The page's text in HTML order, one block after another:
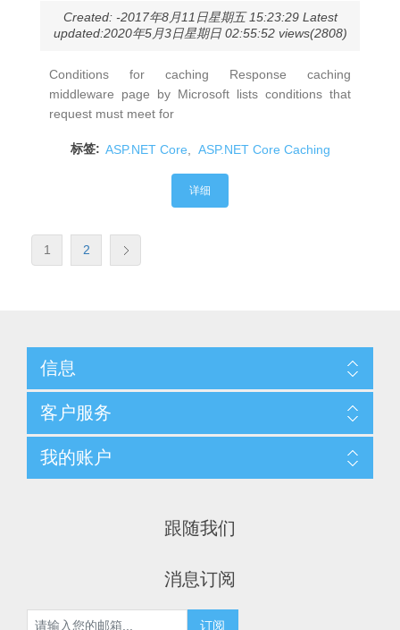
Created: -2017年8月11日星期五 15:23:29 Latest
updated:2020年5月3日星期日 02:55:52 views(2808)
Conditions for caching Response caching
middleware page by Microsoft lists conditions that
request must meet for
标签: ASP.NET Core ASP.NET Core Caching
详细
1 2
信息
客户服务
我的账户
跟随我们
消息订阅